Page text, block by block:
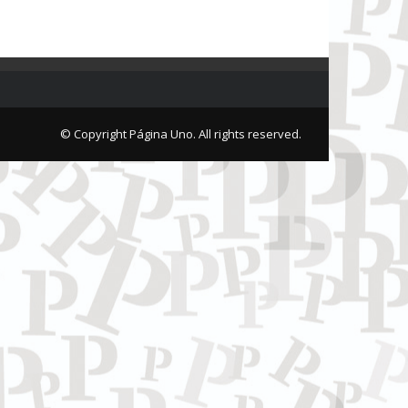
© Copyright Página Uno. All rights reserved.